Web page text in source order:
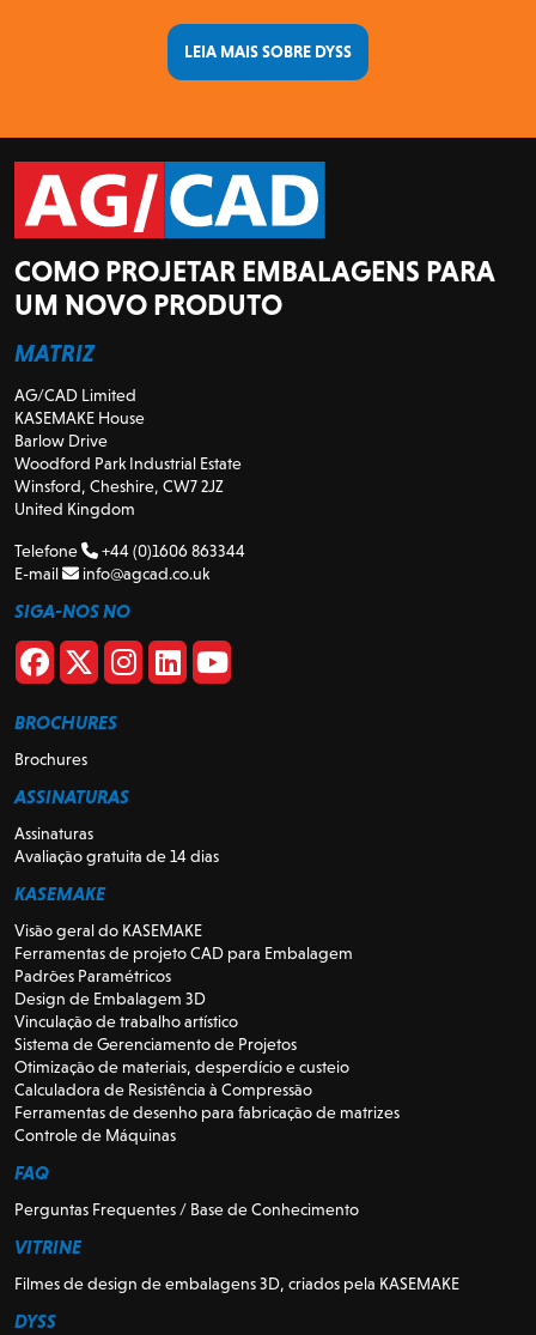
LEIA MAIS SOBRE DYSS
COMO PROJETAR EMBALAGENS PARA
UM NOVO PRODUTO
MATRIZ
AG/CAD Limited
KASEMAKE House
Barlow Drive
Woodford Park Industrial Estate
Winsford, Cheshire, CW7 2JZ
United Kingdom
Telefone
+44 (0)1606 863344
E-mail
info@agcad.co.uk
SIGA-NOS NO
BROCHURES
Brochures
ASSINATURAS
Assinaturas
Avaliação gratuita de 14 dias
KASEMAKE
Visão geral do KASEMAKE
Ferramentas de projeto CAD para Embalagem
Padrões Paramétricos
Design de Embalagem 3D
Vinculação de trabalho artístico
Sistema de Gerenciamento de Projetos
Otimização de materiais, desperdício e custeio
Calculadora de Resistência à Compressão
Ferramentas de desenho para fabricação de matrizes
Controle de Máquinas
FAQ
Perguntas Frequentes / Base de Conhecimento
VITRINE
Filmes de design de embalagens 3D, criados pela KASEMAKE
DYSS